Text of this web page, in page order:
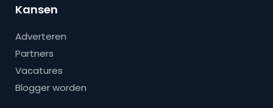
Kansen
Adverteren
Partners
Vacatures
Blogger worden